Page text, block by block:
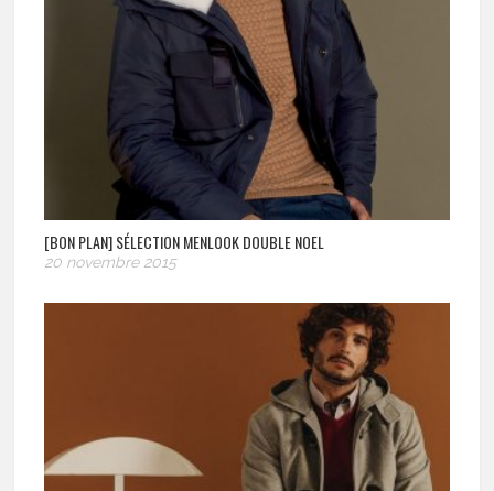
[BON PLAN] SÉLECTION MENLOOK DOUBLE NOEL
20 novembre 2015